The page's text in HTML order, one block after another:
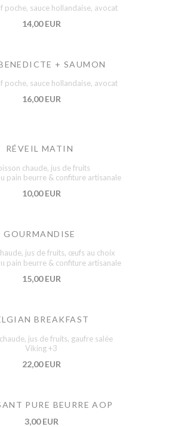
poche, sauce hollandaise, avocat
14,00 EUR
+ SAUMON
poche, sauce hollandaise, avocat
16,00 EUR
RÉVEIL MATIN
chaude, jus de fruits
pain beurre & confiture artisanale
10,00 EUR
GOURMANDISE
jus de fruits, œufs au choix
pain beurre & confiture artisanale
15,00 EUR
BREAKFAST
jus de fruits, gaufre salée
Viking +3
22,00 EUR
PURE BEURRE AOP
3,00 EUR